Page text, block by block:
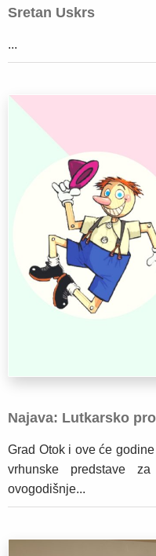
Sretan Uskrs
...
Najava: Lutkarsko
Grad Otok i ove će
vrhunske predstave
ovogodišnje...